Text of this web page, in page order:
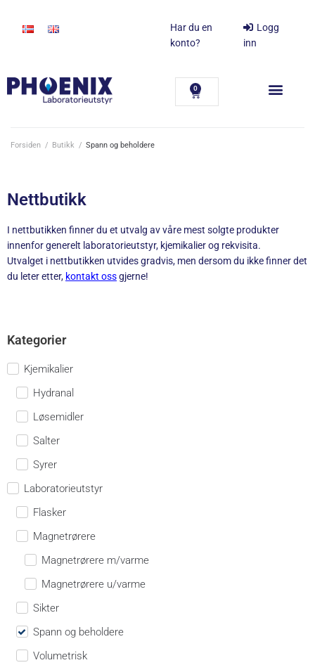
Har du en
konto?
Logg
inn
0
Forsiden / Butikk / Spann og beholdere
Nettbutikk
I nettbutikken finner du et utvalg av våre mest solgte produkter
innenfor generelt laboratorieutstyr, kjemikalier og rekvisita.
Utvalget i nettbutikken utvides gradvis, men dersom du ikke finner det
du leter etter, kontakt ossgjerne!
Kategorier
Kjemikalier
Hydranal
Løsemidler
Salter
Syrer
Laboratorieutstyr
Flasker
Magnetrørere
Magnetrørere m/varme
Magnetrørere u/varme
Sikter
Spann og beholdere
Volumetrisk